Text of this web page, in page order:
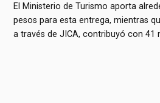
El Ministerio de Turismo aporta
pesos para esta entrega, mientras
a través de JICA, contribuyó con 41